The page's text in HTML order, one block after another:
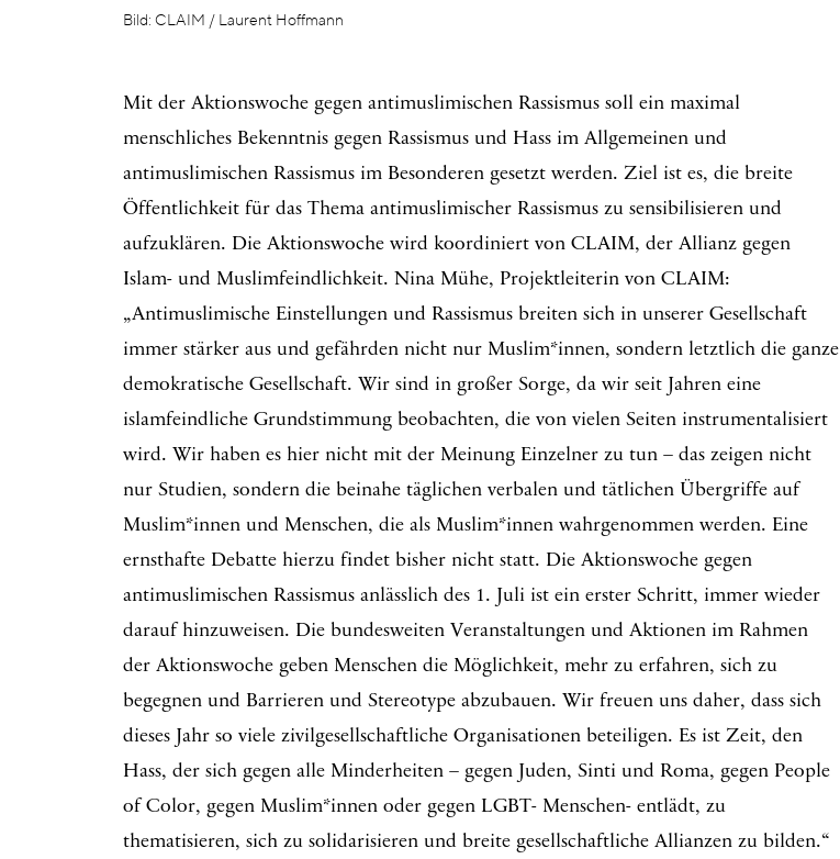
Bild: CLAIM / Laurent Hoffmann
Mit der Aktionswoche gegen antimuslimischen Rassismus soll ein maximal
menschliches Bekenntnis gegen Rassismus und Hass im Allgemeinen und
antimuslimischen Rassismus im Besonderen gesetzt werden. Ziel ist es, die breite
Öffentlichkeit für das Thema antimuslimischer Rassismus zu sensibilisieren und
aufzuklären. Die Aktionswoche wird koordiniert von CLAIM, der Allianz gegen
Islam- und Muslimfeindlichkeit. Nina Mühe, Projektleiterin von CLAIM:
„Antimuslimische Einstellungen und Rassismus breiten sich in unserer Gesellschaft
immer stärker aus und gefährden nicht nur Muslim*innen, sondern letztlich die ganze
demokratische Gesellschaft. Wir sind in großer Sorge, da wir seit Jahren eine
islamfeindliche Grundstimmung beobachten, die von vielen Seiten instrumentalisiert
wird. Wir haben es hier nicht mit der Meinung Einzelner zu tun – das zeigen nicht
nur Studien, sondern die beinahe täglichen verbalen und tätlichen Übergriffe auf
Muslim*innen und Menschen, die als Muslim*innen wahrgenommen werden. Eine
ernsthafte Debatte hierzu findet bisher nicht statt. Die Aktionswoche gegen
antimuslimischen Rassismus anlässlich des 1. Juli ist ein erster Schritt, immer wieder
darauf hinzuweisen. Die bundesweiten Veranstaltungen und Aktionen im Rahmen
der Aktionswoche geben Menschen die Möglichkeit, mehr zu erfahren, sich zu
begegnen und Barrieren und Stereotype abzubauen. Wir freuen uns daher, dass sich
dieses Jahr so viele zivilgesellschaftliche Organisationen beteiligen. Es ist Zeit, den
Hass, der sich gegen alle Minderheiten – gegen Juden, Sinti und Roma, gegen People
of Color, gegen Muslim*innen oder gegen LGBT- Menschen- entlädt, zu
thematisieren, sich zu solidarisieren und breite gesellschaftliche Allianzen zu bilden.“